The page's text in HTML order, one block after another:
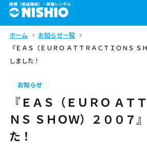
建機（建設機械）・重機レンタル
商品一覧
問合せ依頼リスト
北海道
中部 関西
ホーム
お知らせ一覧
『ＥＡＳ（ＥＵＲＯ ＡＴＴＲＡＣＴＩＯＮＳ Ｓ
しました！
お知らせ
『ＥＡＳ（ＥＵＲＯ ＡＴ
ＮＳ ＳＨＯＷ）２００７
た！